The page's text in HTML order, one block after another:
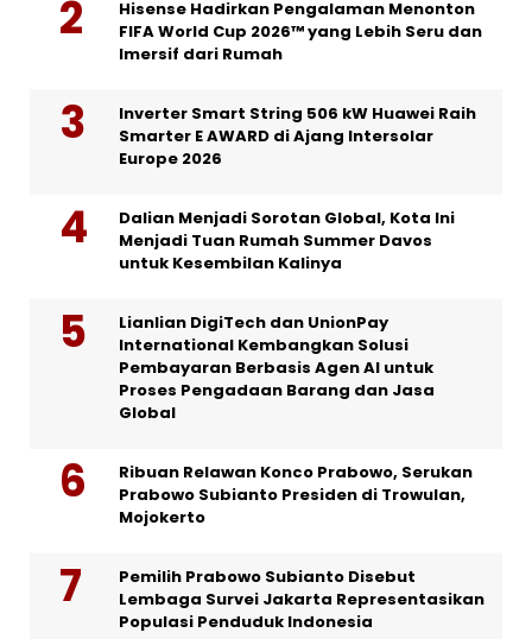
Hisense Hadirkan Pengalaman Menonton
FIFA World Cup 2026™ yang Lebih Seru dan
Imersif dari Rumah
Inverter Smart String 506 kW Huawei Raih
Smarter E AWARD di Ajang Intersolar
Europe 2026
Dalian Menjadi Sorotan Global, Kota Ini
Menjadi Tuan Rumah Summer Davos
untuk Kesembilan Kalinya
Lianlian DigiTech dan UnionPay
International Kembangkan Solusi
Pembayaran Berbasis Agen AI untuk
Proses Pengadaan Barang dan Jasa
Global
Ribuan Relawan Konco Prabowo, Serukan
Prabowo Subianto Presiden di Trowulan,
Mojokerto
Pemilih Prabowo Subianto Disebut
Lembaga Survei Jakarta Representasikan
Populasi Penduduk Indonesia